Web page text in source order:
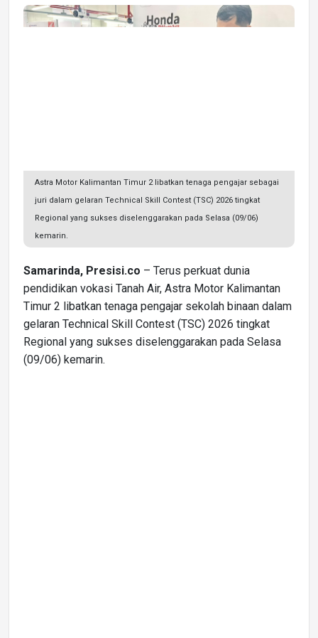
Astra Motor Kalimantan Timur 2 libatkan tenaga pengajar sebagai
juri dalam gelaran Technical Skill Contest (TSC) 2026 tingkat
Regional yang sukses diselenggarakan pada Selasa (09/06)
kemarin.
Samarinda, Presisi.co – Terus perkuat dunia
pendidikan vokasi Tanah Air, Astra Motor Kalimantan
Timur 2 libatkan tenaga pengajar sekolah binaan dalam
gelaran Technical Skill Contest (TSC) 2026 tingkat
Regional yang sukses diselenggarakan pada Selasa
(09/06) kemarin.